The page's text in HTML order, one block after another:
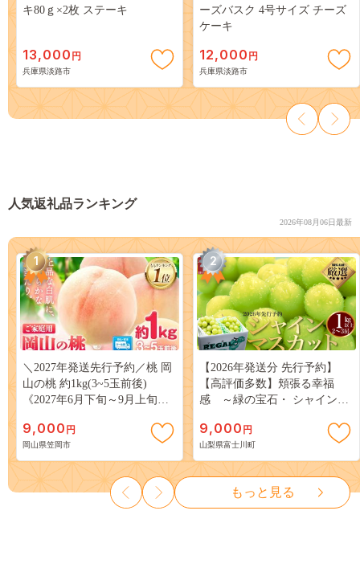
キ80ｇ×2枚 ステーキ
13,000 円
兵庫県淡路市
ーズバスク 4号サイズ チーズ
ケーキ
12,000 円
兵庫県淡路市
人気返礼品ランキング
2026年08月06日最新
1
＼2027年発送先行予約／桃 岡
山の桃 約1kg(3~5玉前後)
《2027年6月下旬～9月上旬頃
岡山 はくとう スイーツ フル
ーツ 果物 デザート 旬 モモ も
も 先行予約 送料無料 果物 岡
山県 笠岡市 清水白桃 白鳳 白
麗 クール便---
kasaoka_zsy_419_100---
9,000 円
岡山県笠岡市
2
【2026年発送分 先行予約】
【高評価多数】頬張る幸福
感 ～緑の宝石・ シャインマ
３房） フルーツ 山梨県産 果
物 くだもの シャイン マスカ
ット ぶどう ブドウ 葡萄 大粒
種なし 先行予約 富士川町
10000円 一万円 9000円 九千円
9,000 円
山梨県富士川町
もっと見る